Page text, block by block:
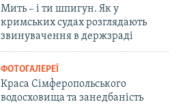
Мить – і ти шпигун. Як у
кримських судах розглядають
звинувачення в держзраді
ФОТОГАЛЕРЕЇ
Краса Сімферопольського
водосховища та занедбаність